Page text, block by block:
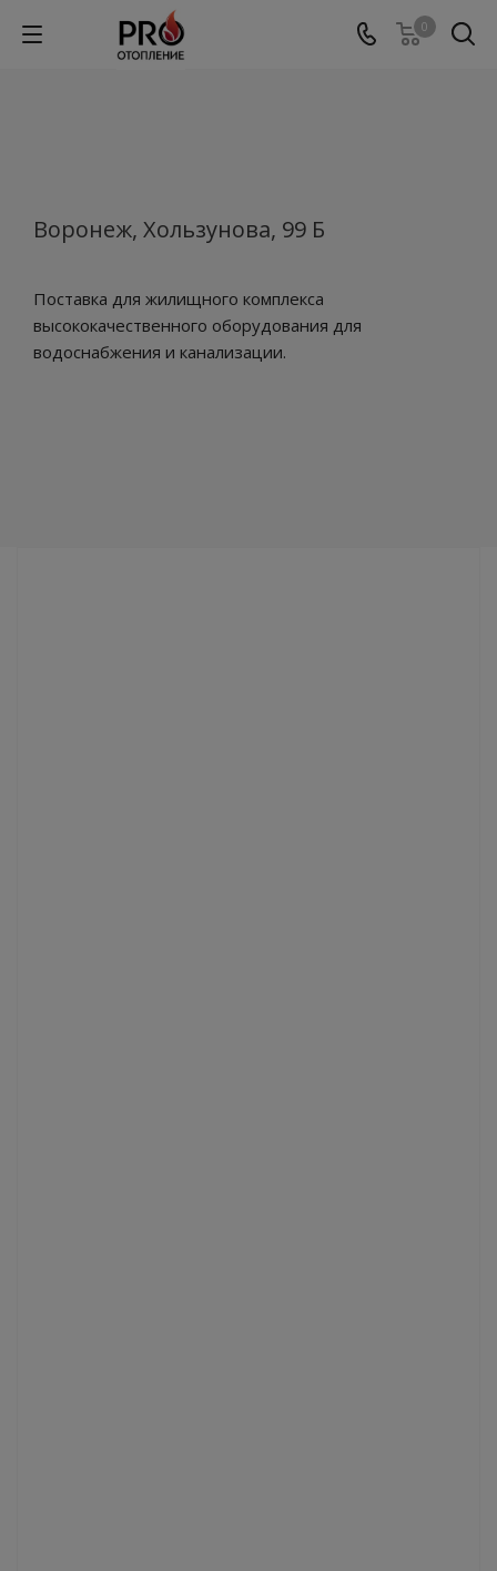
0
Воронеж, Хользунова, 99 Б
Поставка для жилищного комплекса
высококачественного оборудования для
водоснабжения и канализации.